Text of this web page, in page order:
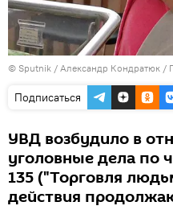
© Sputnik / Александр Кондратюк /
Подписаться
УВД возбудило в
уголовные дела по
135 ("Торговля
действия